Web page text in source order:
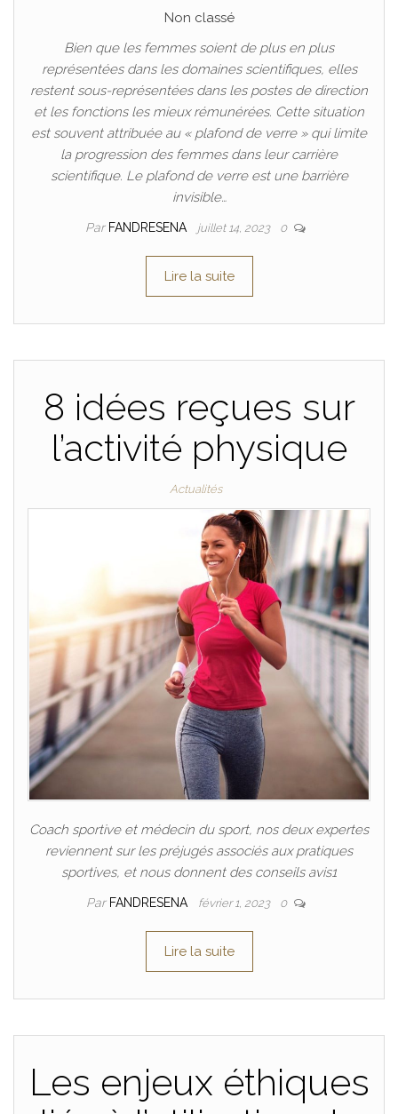
Non classé
Bien que les femmes soient de plus en plus
représentées dans les domaines scientifiques, elles
restent sous-représentées dans les postes de direction
et les fonctions les mieux rémunérées. Cette situation
est souvent attribuée au « plafond de verre » qui limite
la progression des femmes dans leur carrière
scientifique. Le plafond de verre est une barrière
invisible…
Par FANDRESENA juillet 14, 2023 0
Lire la suite
8 idées reçues sur
l’activité physique
Actualités
Coach sportive et médecin du sport, nos deux expertes
reviennent sur les préjugés associés aux pratiques
sportives, et nous donnent des conseils avis1
Par FANDRESENA février 1, 2023 0
Lire la suite
Les enjeux éthiques